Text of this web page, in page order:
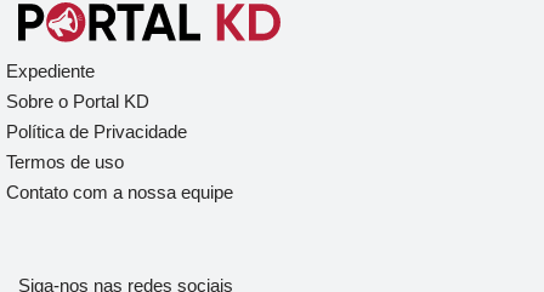
Expediente
Sobre o Portal KD
Política de Privacidade
Termos de uso
Contato com a nossa equipe
Siga-nos nas redes sociais